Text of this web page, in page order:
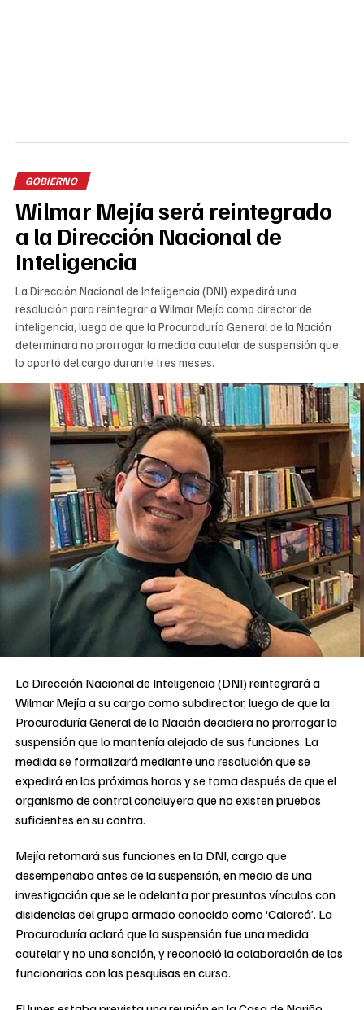
GOBIERNO
Wilmar Mejía será reintegrado
a la Dirección Nacional de
Inteligencia
La Dirección Nacional de Inteligencia (DNI) expedirá una
resolución para reintegrar a Wilmar Mejía como director de
inteligencia, luego de que la Procuraduría General de la Nación
determinara no prorrogar la medida cautelar de suspensión que
lo apartó del cargo durante tres meses.
La Dirección Nacional de Inteligencia (DNI) reintegrará a
Wilmar Mejía a su cargo como subdirector, luego de que la
Procuraduría General de la Nación decidiera no prorrogar la
suspensión que lo mantenía alejado de sus funciones. La
medida se formalizará mediante una resolución que se
expedirá en las próximas horas y se toma después de que el
organismo de control concluyera que no existen pruebas
suficientes en su contra.
Mejía retomará sus funciones en la DNI, cargo que
desempeñaba antes de la suspensión, en medio de una
investigación que se le adelanta por presuntos vínculos con
disidencias del grupo armado conocido como ‘Calarcá’. La
Procuraduría aclaró que la suspensión fue una medida
cautelar y no una sanción, y reconoció la colaboración de los
funcionarios con las pesquisas en curso.